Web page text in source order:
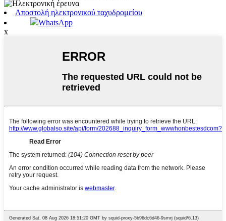
Αποστολή ηλεκτρονικού ταχυδρομείου
WhatsApp
x